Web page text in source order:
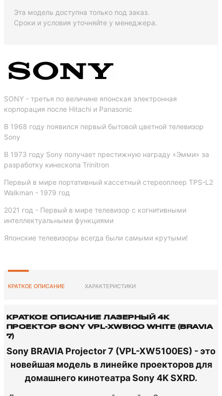
Эта модель доступна только под заказ.
Сроки и условия уточняйте у менеджера.
SONY - третья по величине японская электронная
корпорация после Hitachi и Panasonic
В 1968 году появился первый бытовой цветной телевизор
Sony
В 1973 году Sony получает престижную награду «Эмми» за
разработку кинескопа Trinitron
Первый в мире портативный кассетный стереоплеер TPS-L2
Walkman - 1979 год
2021 год - Первый в мире телевизор с когнитивными
интеллектуальными функциями
Японские телевизоры всегда были самыми крутыми!
КРАТКОЕ ОПИСАНИЕ ХАРАКТЕРИСТИКИ
КРАТКОЕ ОПИСАНИЕ ЛАЗЕРНЫЙ 4K
ПРОЕКТОР SONY VPL-XW5100 WHITE (BRAVIA
7)
Sony BRAVIA Projector7 (VPL-XW5100ES) -это
новейшая модель в линейке проекторовдля
домашнего кинотеатраSony 4KSXRD.